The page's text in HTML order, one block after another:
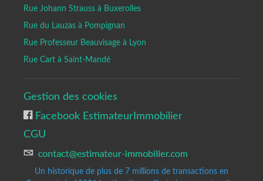
Rue Johann Strauss à Buxerolles
Rue du Lauzas à Pompignan
Rue Professeur Beauvisage à Lyon
Rue Cart à Saint-Mandé
Gestion des cookies
Facebook EstimateurImmobilier
CGU
Un historique de plus de 7 millions de transactions en